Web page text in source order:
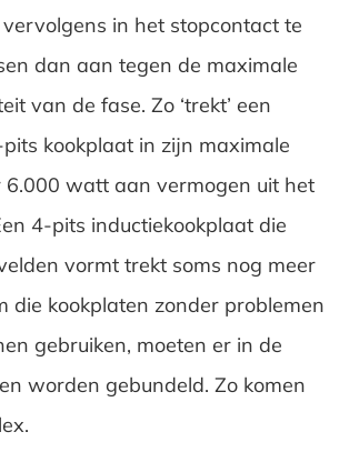
in het stopcontact te
dan aan tegen de maximale
van de fase. Zo ‘trekt’ een
kookplaat in zijn maximale
6.000 watt aan vermogen uit het
4-pits inductiekookplaat die
vormt trekt soms nog meer
die kookplaten zonder problemen
gebruiken, moeten er in de
worden gebundeld. Zo komen